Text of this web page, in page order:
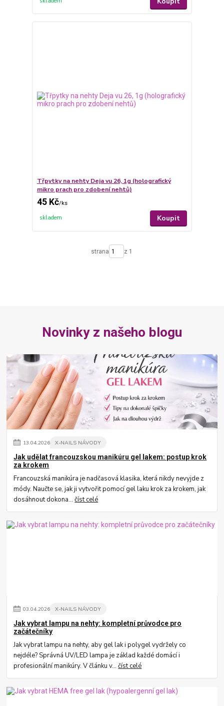
Třpytky na nehty Deja vu 26, 1g (holografický
mikro prach pro zdobení nehtů)
45 Kč/ks
skladem Koupit
strana z 1
Novinky z našeho blogu
13.04.2026 X-NAILS NÁVODY
Jak udělat francouzskou manikúru gel lakem: postup krok
za krokem
Francouzská manikúra je nadčasová klasika, která nikdy nevyjde z
módy. Naučte se, jak ji vytvořit pomocí gel laku krok za krokem, jak
dosáhnout dokona...číst celé
03.04.2026 X-NAILS NÁVODY
Jak vybrat lampu na nehty: kompletní průvodce pro
začátečníky
Jak vybrat lampu na nehty, aby gel lak i polygel vydržely co
nejdéle? Správná UV/LED lampa je základ každé domácí i
profesionální manikúry. V článku v...číst celé